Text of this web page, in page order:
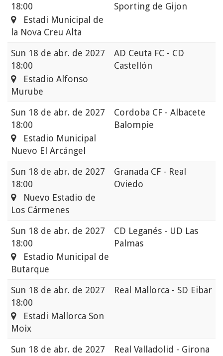
18:00
Sporting de Gijon
Estadi Municipal de
la Nova Creu Alta
Sun 18 de abr. de 2027
18:00
AD Ceuta FC - CD
Castellón
Estadio Alfonso
Murube
Sun 18 de abr. de 2027
18:00
Cordoba CF - Albacete
Balompie
Estadio Municipal
Nuevo El Arcángel
Sun 18 de abr. de 2027
18:00
Granada CF - Real
Oviedo
Nuevo Estadio de
Los Cármenes
Sun 18 de abr. de 2027
18:00
CD Leganés - UD Las
Palmas
Estadio Municipal de
Butarque
Sun 18 de abr. de 2027
18:00
Real Mallorca - SD Eibar
Estadi Mallorca Son
Moix
Sun 18 de abr. de 2027
Real Valladolid - Girona